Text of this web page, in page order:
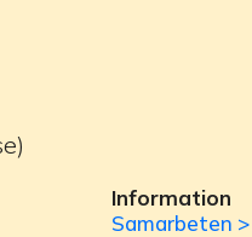
Information
Samarbeten >